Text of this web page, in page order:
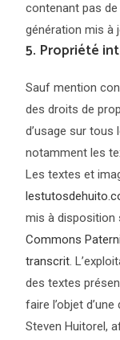
contenant pas
génération mis à
5. Propriété
Sauf mention
des droits de
d’usage sur
notamment les
Les textes et
mis à
Commons
transcrit.
des textes
faire l’objet
Steven Huitorel,